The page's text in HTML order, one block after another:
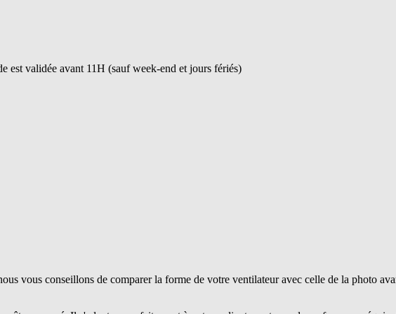
est validée avant 11H (sauf week-end et jours fériés)
vous conseillons de comparer la forme de votre ventilateur avec celle de la photo